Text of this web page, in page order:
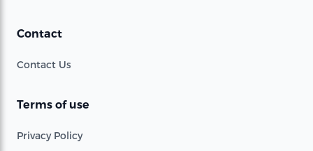
Contact
Contact Us
Terms of use
Privacy Policy